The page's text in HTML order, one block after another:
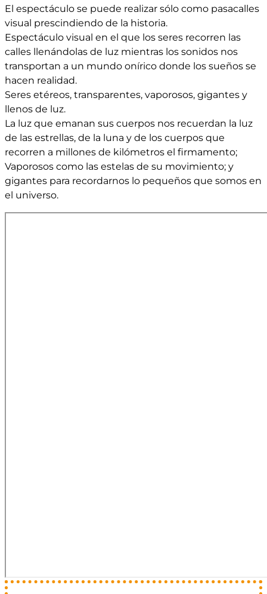
El espectáculo se puede realizar sólo como pasacalles
visual prescindiendo de la historia.
Espectáculo visual en el que los seres recorren las
calles llenándolas de luz mientras los sonidos nos
transportan a un mundo onírico donde los sueños se
hacen realidad.
Seres etéreos, transparentes, vaporosos, gigantes y
llenos de luz.
La luz que emanan sus cuerpos nos recuerdan la luz
de las estrellas, de la luna y de los cuerpos que
recorren a millones de kilómetros el firmamento;
Vaporosos como las estelas de su movimiento; y
gigantes para recordarnos lo pequeños que somos en
el universo.